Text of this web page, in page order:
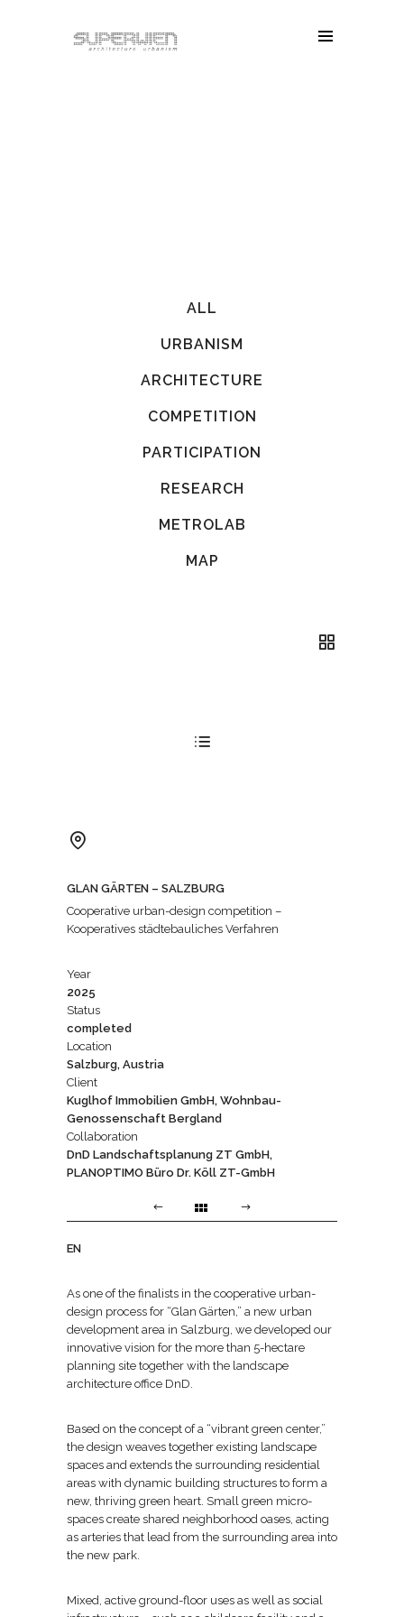
ALL
URBANISM
ARCHITECTURE
COMPETITION
PARTICIPATION
RESEARCH
METROLAB
MAP
GLAN GÄRTEN – SALZBURG
Cooperative urban-design competition –
Kooperatives städtebauliches Verfahren
Year
2025
Status
completed
Location
Salzburg, Austria
Client
Kuglhof Immobilien GmbH, Wohnbau-
Genossenschaft Bergland
Collaboration
DnD Landschaftsplanung ZT GmbH,
PLANOPTIMO Büro Dr. Köll ZT-GmbH
EN
As one of the finalists in the cooperative urban-
design process for “Glan Gärten,” a new urban
development area in Salzburg, we developed our
innovative vision for the more than 5-hectare
planning site together with the landscape
architecture office DnD.
Based on the concept of a “vibrant green center,”
the design weaves together existing landscape
spaces and extends the surrounding residential
areas with dynamic building structures to form a
new, thriving green heart. Small green micro-
spaces create shared neighborhood oases, acting
as arteries that lead from the surrounding area into
the new park.
Mixed, active ground-floor uses as well as social